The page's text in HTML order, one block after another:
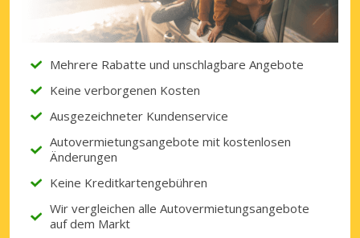
Mehrere Rabatte und unschlagbare Angebote
Keine verborgenen Kosten
Ausgezeichneter Kundenservice
Autovermietungsangebote mit kostenlosen
Änderungen
Keine Kreditkartengebühren
Wir vergleichen alle Autovermietungsangebote
auf dem Markt